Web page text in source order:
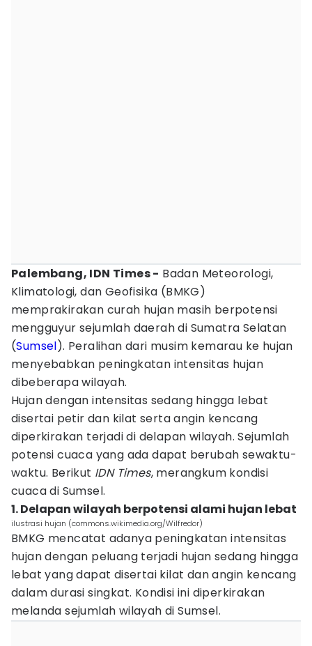
Palembang, IDN Times - Badan Meteorologi,
Klimatologi, dan Geofisika (BMKG)
memprakirakan curah hujan masih berpotensi
mengguyur sejumlah daerah di Sumatra Selatan
(Sumsel). Peralihan dari musim kemarau ke hujan
menyebabkan peningkatan intensitas hujan
dibeberapa wilayah.
Hujan dengan intensitas sedang hingga lebat
disertai petir dan kilat serta angin kencang
diperkirakan terjadi di delapan wilayah. Sejumlah
potensi cuaca yang ada dapat berubah sewaktu-
waktu. Berikut IDN Times, merangkum kondisi
cuaca di Sumsel.
1. Delapan wilayah berpotensi alami hujan lebat
ilustrasi hujan (commons.wikimedia.org/Wilfredor)
BMKG mencatat adanya peningkatan intensitas
hujan dengan peluang terjadi hujan sedang hingga
lebat yang dapat disertai kilat dan angin kencang
dalam durasi singkat. Kondisi ini diperkirakan
melanda sejumlah wilayah di Sumsel.